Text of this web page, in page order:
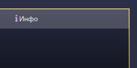
Инфо